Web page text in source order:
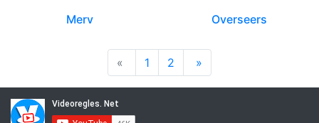
Merv Overseers
« 1 2 »